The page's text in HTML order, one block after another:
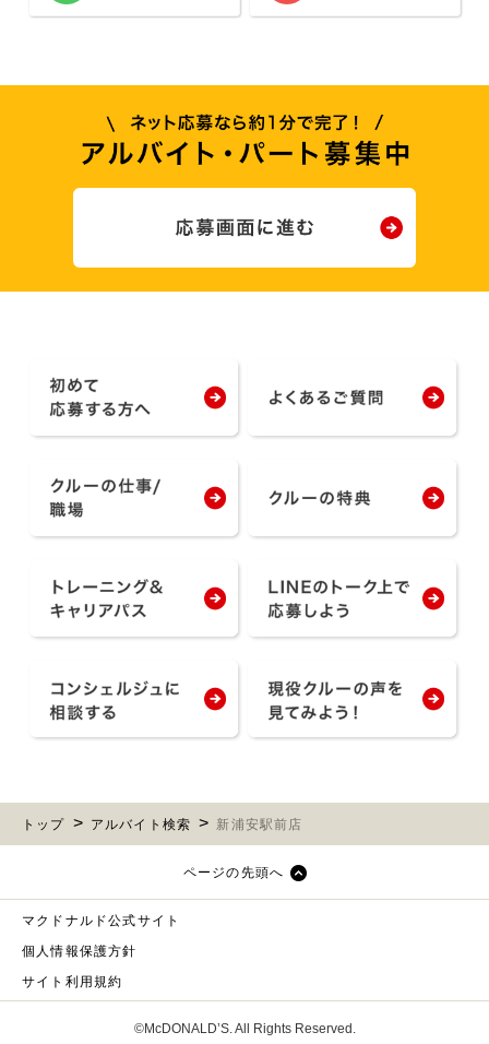
トップ アルバイト検索 新浦安駅前店
ページの先頭へ
マクドナルド公式サイト
個人情報保護方針
サイト利用規約
©McDONALD’S. All Rights Reserved.